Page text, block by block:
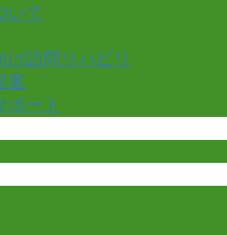
いて
け訪問リハビリ
案
ポート